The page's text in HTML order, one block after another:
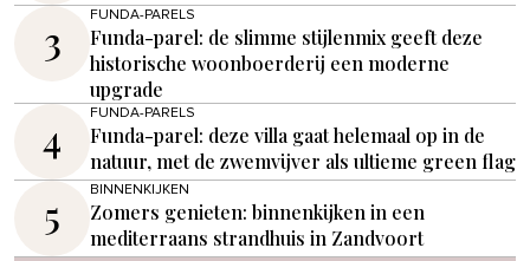
3 FUNDA-PARELS
Funda-parel: de slimme stijlenmix geeft deze
historische woonboerderij een moderne
upgrade
4 FUNDA-PARELS
Funda-parel: deze villa gaat helemaal op in de
natuur, met de zwemvijver als ultieme green flag
5 BINNENKIJKEN
Zomers genieten: binnenkijken in een
mediterraans strandhuis in Zandvoort